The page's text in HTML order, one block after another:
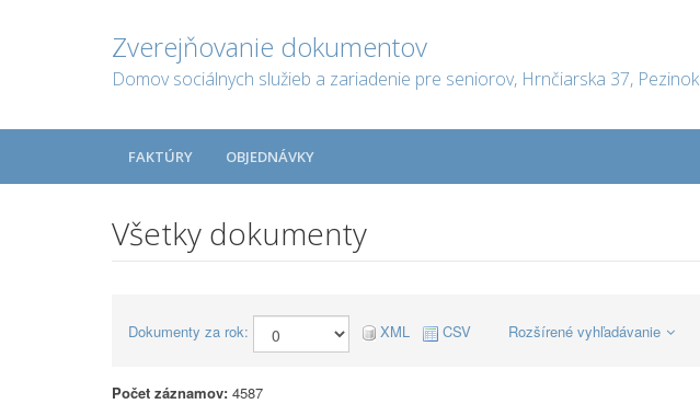
Zverejňovanie dokumentov
Domov sociálnych služieb a zariadenie pre seniorov, Hrnčiarska 37, Pezinok
FAKTÚRY OBJEDNÁVKY
Všetky dokumenty
Dokumenty za rok: XML CSV Rozšírené vyhľadávanie
Počet záznamov: 4587